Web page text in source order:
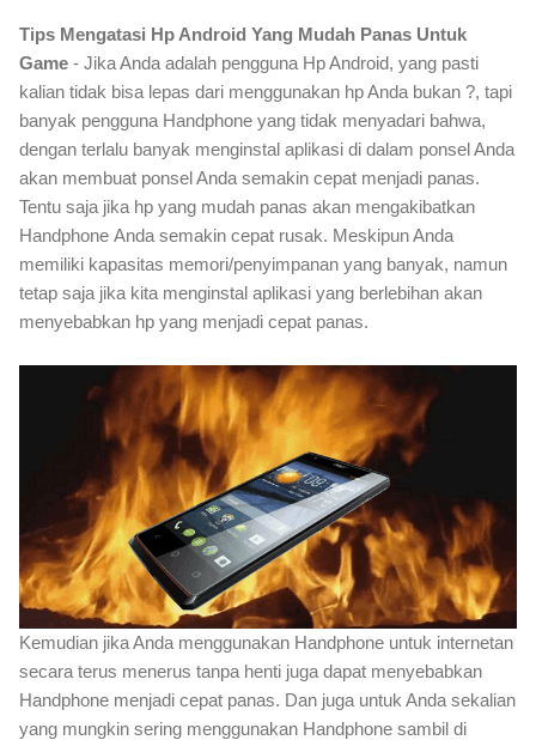
Tips Mengatasi Hp Android Yang Mudah Panas Untuk
Game - Jika Anda adalah pengguna Hp Android, yang pasti
kalian tidak bisa lepas dari menggunakan hp Anda bukan ?, tapi
banyak pengguna Handphone yang tidak menyadari bahwa,
dengan terlalu banyak menginstal aplikasi di dalam ponsel Anda
akan membuat ponsel Anda semakin cepat menjadi panas.
Tentu saja jika hp yang mudah panas akan mengakibatkan
Handphone Anda semakin cepat rusak. Meskipun Anda
memiliki kapasitas memori/penyimpanan yang banyak, namun
tetap saja jika kita menginstal aplikasi yang berlebihan akan
menyebabkan hp yang menjadi cepat panas.
Kemudian jika Anda menggunakan Handphone untuk internetan
secara terus menerus tanpa henti juga dapat menyebabkan
Handphone menjadi cepat panas. Dan juga untuk Anda sekalian
yang mungkin sering menggunakan Handphone sambil di